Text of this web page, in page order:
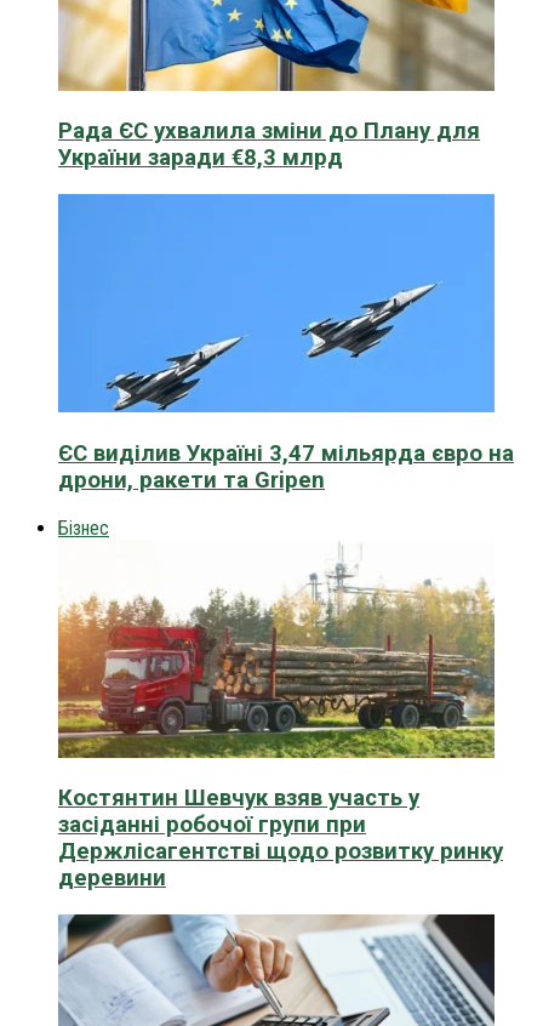
Рада ЄС ухвалила зміни до Плану для
України заради €8,3 млрд
ЄС виділив Україні 3,47 мільярда євро на
дрони, ракети та Gripen
Бізнес
Костянтин Шевчук взяв участь у
засіданні робочої групи при
Держлісагентстві щодо розвитку ринку
деревини